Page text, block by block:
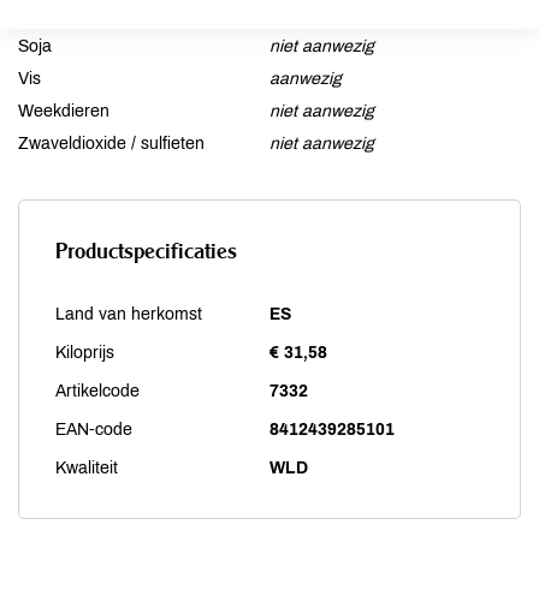
Soja
niet aanwezig
Vis
aanwezig
Weekdieren
niet aanwezig
Zwaveldioxide / sulfieten
niet aanwezig
Productspecificaties
Land van herkomst ES
Kiloprijs € 31,58
Artikelcode 7332
EAN-code 8412439285101
Kwaliteit WLD